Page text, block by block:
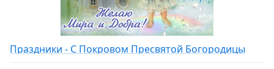
Праздники - С Покровом Пресвятой Богородицы